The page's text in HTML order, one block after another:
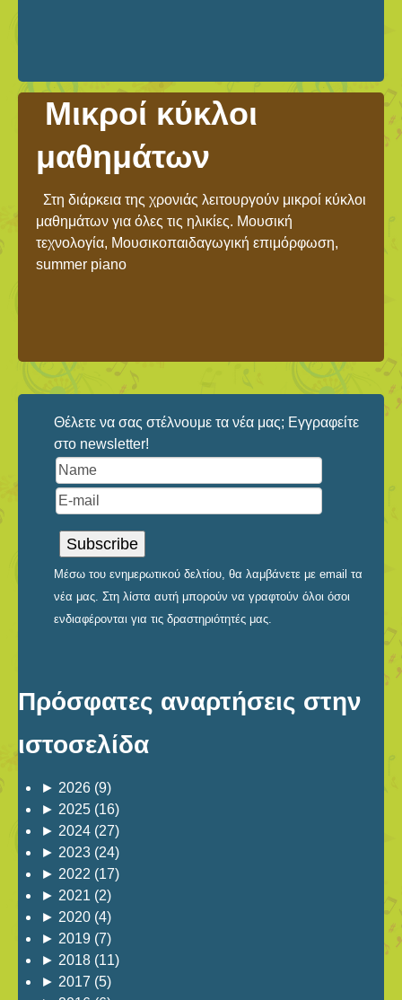
Μικροί κύκλοι
μαθημάτων
Στη διάρκεια της χρονιάς λειτουργούν μικροί κύκλοι
μαθημάτων για όλες τις ηλικίες. Μουσική
τεχνολογία, Μουσικοπαιδαγωγική επιμόρφωση,
summer piano
Θέλετε να σας στέλνουμε τα νέα μας; Εγγραφείτε
στο newsletter!
Μέσω του ενημερωτικού δελτίου, θα λαμβάνετε με email τα
νέα μας. Στη λίστα αυτή μπορούν να γραφτούν όλοι όσοι
ενδιαφέρονται για τις δραστηριότητές μας.
Πρόσφατες αναρτήσεις στην
ιστοσελίδα
► 2026 (9)
► 2025 (16)
► 2024 (27)
► 2023 (24)
► 2022 (17)
► 2021 (2)
► 2020 (4)
► 2019 (7)
► 2018 (11)
► 2017 (5)